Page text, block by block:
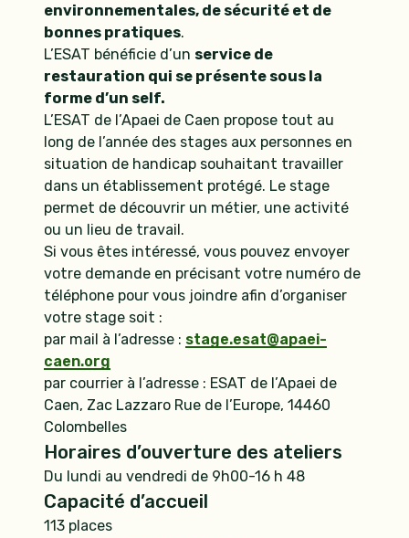
environnementales, de sécurité et de
bonnes pratiques.
L’ESAT bénéficie d’un service de
restauration qui se présente sous la
forme d’un self.
L’ESAT de l’Apaei de Caen propose tout au
long de l’année des stages aux personnes en
situation de handicap souhaitant travailler
dans un établissement protégé. Le stage
permet de découvrir un métier, une activité
ou un lieu de travail.
Si vous êtes intéressé, vous pouvez envoyer
votre demande en précisant votre numéro de
téléphone pour vous joindre afin d’organiser
votre stage soit :
par mail à l’adresse : stage.esat@apaei-
caen.org
par courrier à l’adresse : ESAT de l’Apaei de
Caen, Zac Lazzaro Rue de l’Europe, 14460
Colombelles
Horaires d’ouverture des ateliers
Du lundi au vendredi de 9h00-16 h 48
Capacité d’accueil
113 places